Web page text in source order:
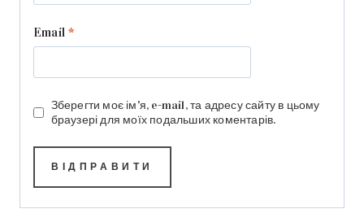
Email*
Зберегти моє ім'я, e-mail, та адресу сайту в цьому
браузері для моїх подальших коментарів.